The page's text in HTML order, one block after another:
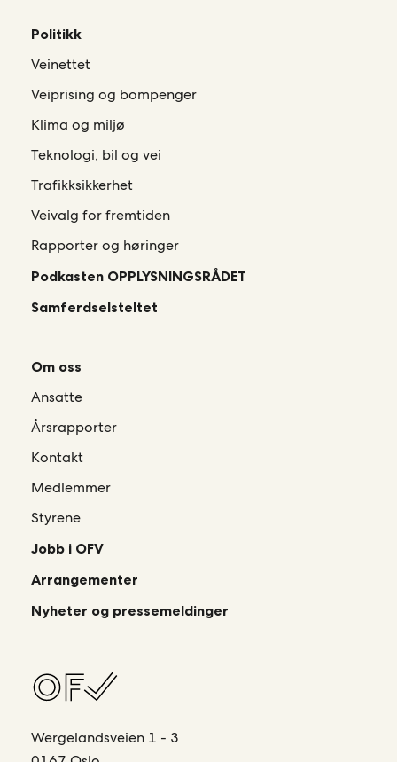
Politikk
Veinettet
Veiprising og bompenger
Klima og miljø
Teknologi, bil og vei
Trafikksikkerhet
Veivalg for fremtiden
Rapporter og høringer
Podkasten OPPLYSNINGSRÅDET
Samferdselsteltet
Om oss
Ansatte
Årsrapporter
Kontakt
Medlemmer
Styrene
Jobb i OFV
Arrangementer
Nyheter og pressemeldinger
Wergelandsveien 1 - 3